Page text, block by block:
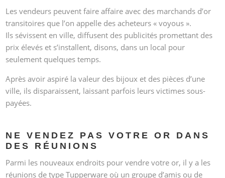
Les vendeurs peuvent faire affaire avec des marchands d’or
transitoires que l’on appelle des acheteurs « voyous ».
Ils sévissent en ville, diffusent des publicités promettant des
prix élevés et s’installent, disons, dans un local pour
seulement quelques temps.
Après avoir aspiré la valeur des bijoux et des pièces d’une
ville, ils disparaissent, laissant parfois leurs victimes sous-
payées.
NE VENDEZ PAS VOTRE OR DANS
DES RÉUNIONS
Parmi les nouveaux endroits pour vendre votre or, il y a les
réunions de type Tupperware où un groupe d’amis ou de